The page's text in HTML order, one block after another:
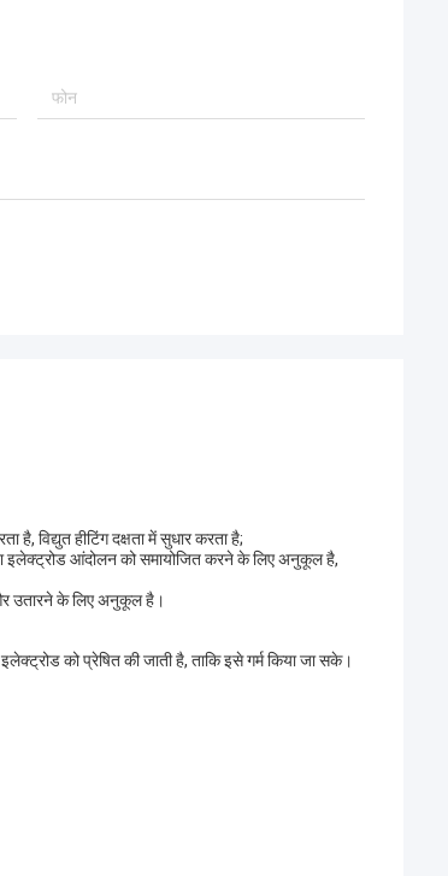
विद्युत हीटिंग दक्षता में सुधार करता है;
इलेक्ट्रोड आंदोलन को समायोजित करने के लिए अनुकूल है,
उतारने के लिए अनुकूल है।
को प्रेषित की जाती है, ताकि इसे गर्म किया जा सके।